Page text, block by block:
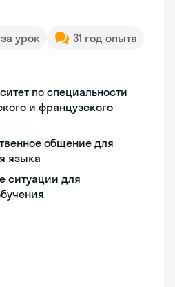
урок
31 год опыта
по специальности
и французского
общение для
языка
ситуации для